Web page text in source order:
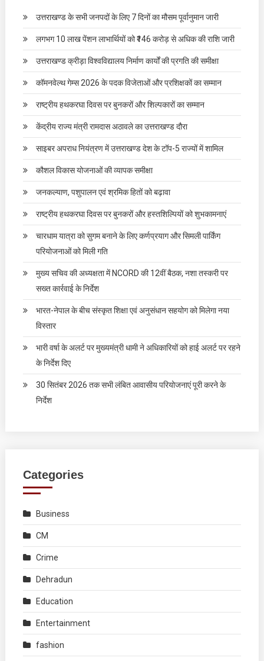
उत्तराखण्ड के सभी जनपदों के लिए 7 दिनों का मौसम पूर्वानुमान जारी
लगभग 10 लाख पेंशन लाभार्थियों को ₹146 करोड़ से अधिक की राशि जारी
उत्तराखण्ड क्रीड़ा विश्वविद्यालय निर्माण कार्यों की प्रगति की समीक्षा
कॉमनवेल्थ गेम्स 2026 के पदक विजेताओं और प्रशिक्षकों का सम्मान
राष्ट्रीय हथकरघा दिवस पर बुनकरों और शिल्पकारों का सम्मान
केंद्रीय राज्य मंत्री रामदास अठावले का उत्तराखण्ड दौरा
साइबर अपराध नियंत्रण में उत्तराखण्ड देश के टॉप-5 राज्यों में शामिल
कौशल विकास योजनाओं की व्यापक समीक्षा
जनकल्याण, पशुपालन एवं श्रमिक हितों को बढ़ावा
राष्ट्रीय हथकरघा दिवस पर बुनकरों और हस्तशिल्पियों को शुभकामनाएं
चारधाम यात्रा को सुगम बनाने के लिए कर्णप्रयाग और सिमली पार्किंग
परियोजनाओं को मिली गति
मुख्य सचिव की अध्यक्षता में NCORD की 12वीं बैठक, नशा तस्करी पर
सख्त कार्रवाई के निर्देश
भारत-नेपाल के बीच संस्कृत शिक्षा एवं अनुसंधान सहयोग को मिलेगा नया
विस्तार
भारी वर्षा के अलर्ट पर मुख्यमंत्री धामी ने अधिकारियों को हाई अलर्ट पर रहने
के निर्देश दिए
30 सितंबर 2026 तक सभी लंबित आवासीय परियोजनाएं पूरी करने के
निर्देश
Categories
Business
CM
Crime
Dehradun
Education
Entertainment
fashion